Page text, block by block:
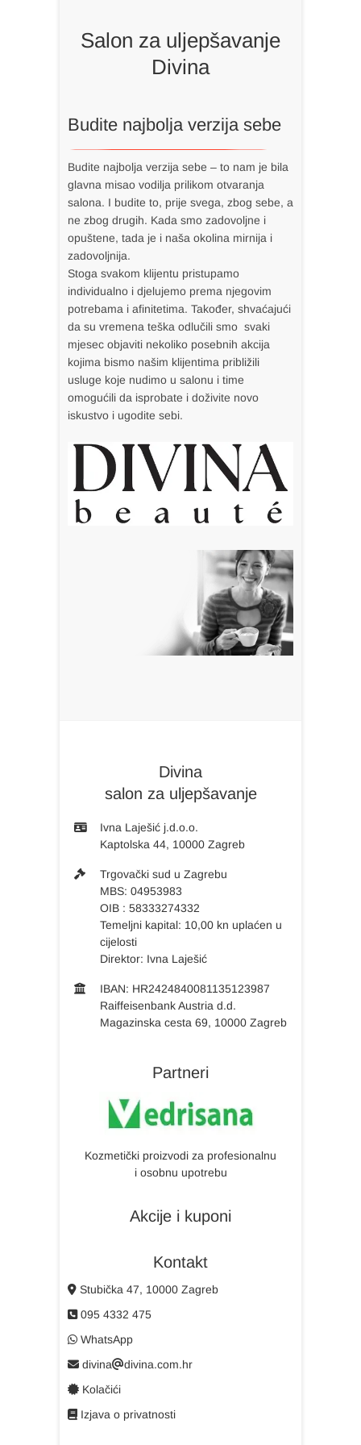
Salon za uljepšavanje
Divina
Budite najbolja verzija sebe
Budite najbolja verzija sebe – to nam je bila
glavna misao vodilja prilikom otvaranja
salona. I budite to, prije svega, zbog sebe, a
ne zbog drugih. Kada smo zadovoljne i
opuštene, tada je i naša okolina mirnija i
zadovoljnija.
Stoga svakom klijentu pristupamo
individualno i djelujemo prema njegovim
potrebama i afinitetima. Također, shvaćajući
da su vremena teška odlučili smo svaki
mjesec objaviti nekoliko posebnih akcija
kojima bismo našim klijentima približili
usluge koje nudimo u salonu i time
omogućili da isprobate i doživite novo
iskustvo i ugodite sebi.
Divina
salon za uljepšavanje
Ivna Laješić j.d.o.o.
Kaptolska 44, 10000 Zagreb
Trgovački sud u Zagrebu
MBS: 04953983
OIB : 58333274332
Temeljni kapital: 10,00 kn uplaćen u
cijelosti
Direktor: Ivna Laješić
IBAN: HR2424840081135123987
Raiffeisenbank Austria d.d.
Magazinska cesta 69, 10000 Zagreb
Partneri
Kozmetički proizvodi za profesionalnu
i osobnu upotrebu
Akcije i kuponi
Kontakt
Stubička 47, 10000 Zagreb
095 4332 475
WhatsApp
divina
divina.com.hr
Kolačići
Izjava o privatnosti